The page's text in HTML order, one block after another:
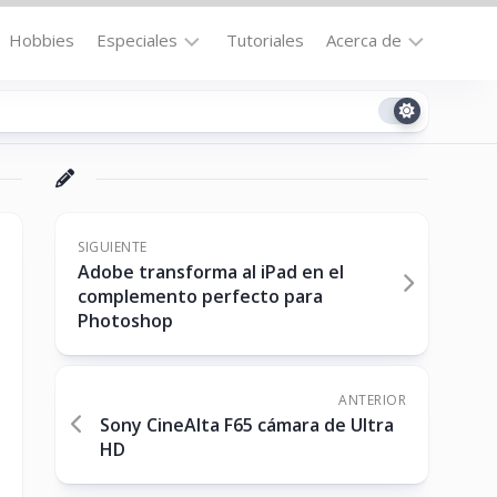
Hobbies Especiales
la
Destacados
Downloads
No-
cat
Tutoriales Acerca de
Contacto
SIGUIENTE
Adobe transforma al iPad en el
complemento perfecto para
Photoshop
ANTERIOR
Sony CineAlta F65 cámara de Ultra
HD